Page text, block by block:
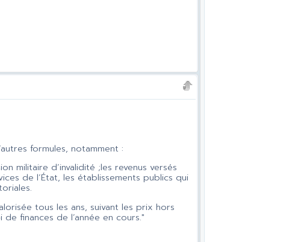
formules, notamment :
militaire d’invalidité ;les revenus versés
de l’État, les établissements publics qui
tous les ans, suivant les prix hors
finances de l’année en cours."